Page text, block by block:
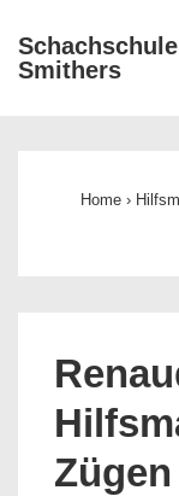
Zum
Inhalt
Schachschule
Smithers
Home ›
Zügen